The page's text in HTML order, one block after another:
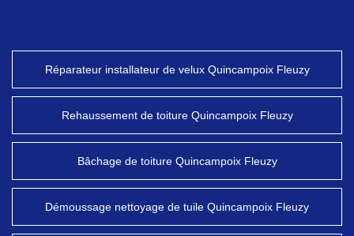
Réparateur installateur de velux Quincampoix Fleuzy
Rehaussement de toiture Quincampoix Fleuzy
Bâchage de toiture Quincampoix Fleuzy
Démoussage nettoyage de tuile Quincampoix Fleuzy